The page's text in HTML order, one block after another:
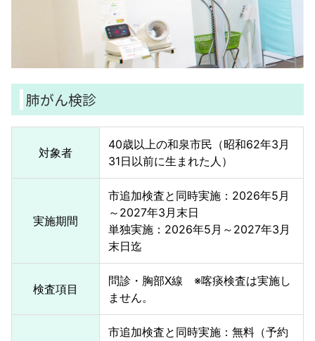
肺がん検診
対象者
40歳以上の和泉市民（昭和62年3月
31日以前に生まれた人）
実施期間
市追加検査と同時実施：2026年5月
～2027年3月末日
単独実施：2026年5月～2027年3月
末日迄
検査項目
問診・胸部X線 ※喀痰検査は実施し
ません。
市追加検査と同時実施：無料（予約